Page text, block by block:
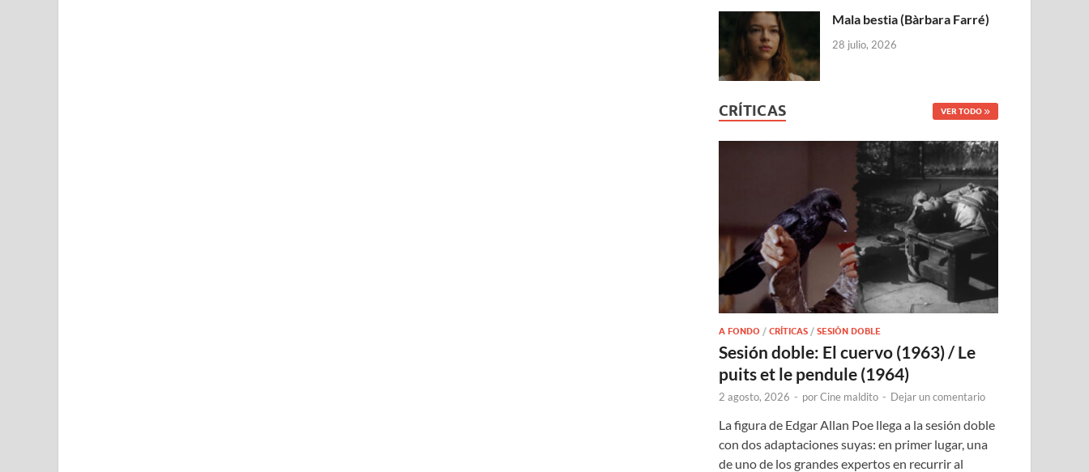
Mala bestia (Bàrbara Farré)
28 julio, 2026
CRÍTICAS VER TODO
A FONDO /CRÍTICAS /SESIÓN DOBLE
Sesión doble: El cuervo (1963) / Le
puits et le pendule (1964)
2 agosto, 2026 - porCine maldito - Dejar un comentario
La figura de Edgar Allan Poe llega a la sesión doble
con dos adaptaciones suyas: en primer lugar, una
de uno de los grandes expertos en recurrir al